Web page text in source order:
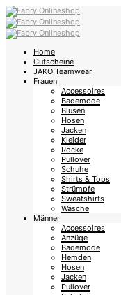
Home
Gutscheine
JAKO Teamwear
Frauen
Accessoires
Bademode
Blusen
Hosen
Jacken
Kleider
Röcke
Pullover
Schuhe
Shirts & Tops
Strümpfe
Sweatshirts
Wäsche
Männer
Accessoires
Anzüge
Bademode
Hemden
Hosen
Jacken
Pullover